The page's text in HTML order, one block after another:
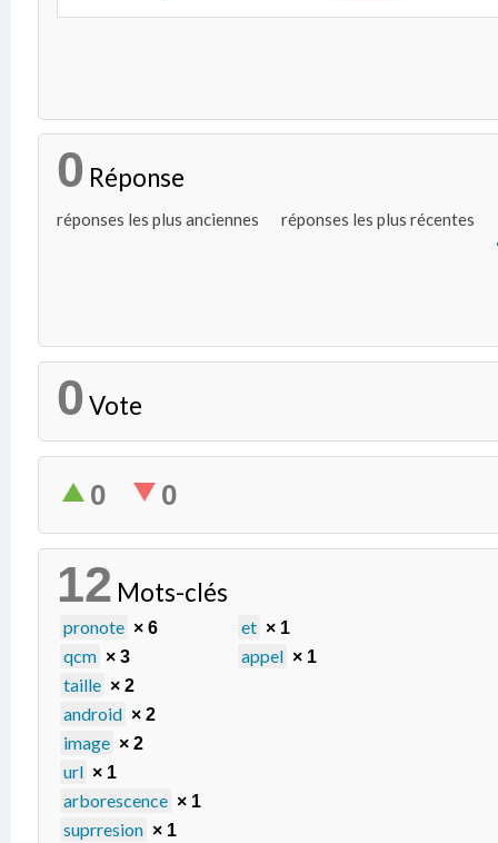
0 Réponse
réponses les plus anciennes réponses les plus récentes
0 Vote
0 0
12 Mots-clés
pronote × 6
qcm × 3
taille × 2
android × 2
image × 2
url × 1
arborescence × 1
suprresion × 1
et × 1
appel × 1